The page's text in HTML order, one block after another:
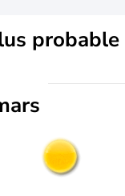
probable